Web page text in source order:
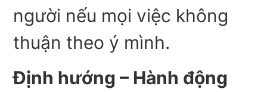
người nếu mọi việc không
thuận theo ý mình.
Định hướng – Hành động